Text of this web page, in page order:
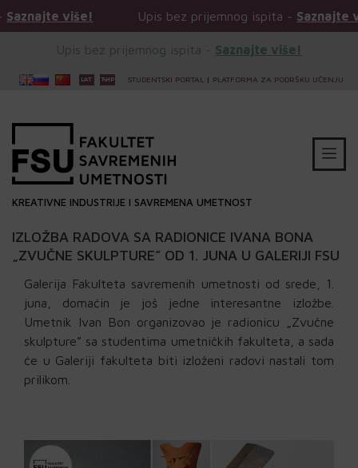
više! Upis bez prijemnog ispita -Saznajte više!
Upis bez prijemnog ispita - Saznajte više!
STUDENTSKI PORTAL | PLATFORMA ZA PODRŠKU UČENJU
KREATIVNE INDUSTRIJE I SAVREMENA UMETNOST
IZLOŽBA RADOVA SA RADIONICE IVANA BONA
„ZVUČNE SKULPTURE” OD 1. JUNA U GALERIJI FSU
Galerija Fakulteta savremenih umetnosti od srede, 1.
juna, domaćin je još jedne interesantne izložbe.
Umetnik Ivan Bon organizovao je radionicu „Zvučne
skulpture” sa studentima umetničkih fakulteta, a sada
će u Galeriji fakulteta biti izloženi radovi nastali tom
prilikom.